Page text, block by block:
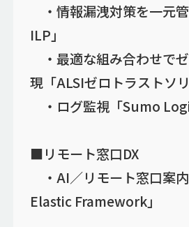
・情報漏洩対策を一元
ILP」
・最適な組み合わせで
現「ALSIゼロトラストソ
・ログ監視「Sumo
■リモート窓口DX
・AI／リモート窓口案
Elastic Framework」